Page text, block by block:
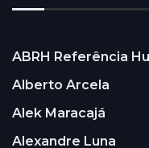
ABRH Referência
Alberto Arcela
Alek Maracajá
Alexandre Luna